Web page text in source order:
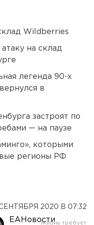
Wildberries
на склад
легенда 90-х
в
застроят по
— на паузе
которыми
регионы РФ
2020 В 07:32
ЕАНовости